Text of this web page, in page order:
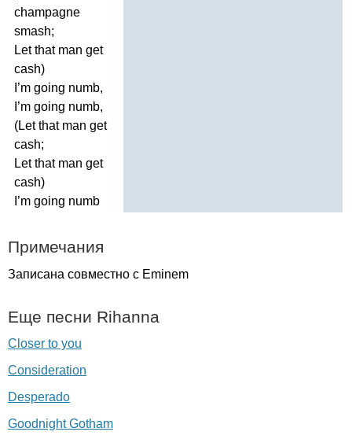
champagne
smash;
Let that man get
cash)
’m going numb,
’m going numb,
(Let that man get
cash;
Let that man get
cash)
’m going numb
Примечания
Записана совместно с Eminem
Еще песни Rihanna
Closer to you
Consideration
Desperado
Goodnight Gotham